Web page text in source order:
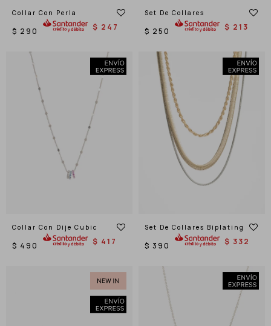
Collar Con Perla
$ 290 $ 247
Set De Collares
$ 250 $ 213
Collar Con Dije Cubic
$ 490 $ 417
Set De Collares Biplating
$ 390 $ 332